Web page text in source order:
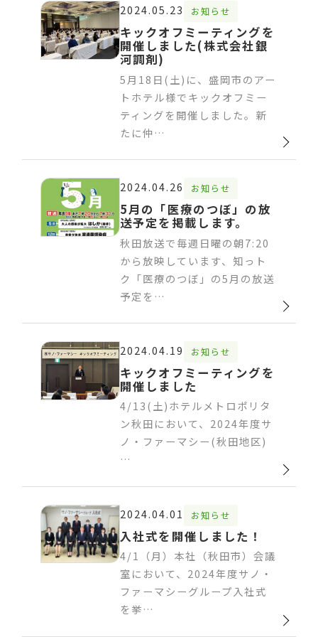
2024.05.23 お知らせ
キックオフミーティングを
開催しました(株式会社銀
河調剤)
5月18日(土)に、盛岡市のアー
トホテル様でキックオフミー
ティングを開催しました。新
たに仲…
2024.04.26 お知らせ
5月の「医療のつぼ」の放
送予定を掲載します。
秋田放送で毎週日曜の朝7:20
から放映しています、知っト
ク「医療のつぼ」の5月の放送
予定を…
2024.04.19 お知らせ
キックオフミーティングを
開催しました
4/13(土)ホテルメトロポリタ
ン秋田において、2024年度サ
ノ・ファーマシー(秋田地区)
…
2024.04.01 お知らせ
入社式を開催しました！
4/1（月）本社（秋田市）会議
室において、2024年度サノ・
ファーマシーグループ入社式
を挙…